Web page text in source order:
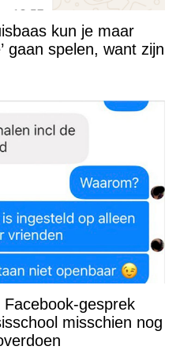
kun je maar
gaan spelen, want zijn
gesprek
misschien nog